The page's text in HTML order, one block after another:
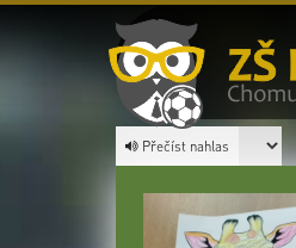
Přečíst nahlas